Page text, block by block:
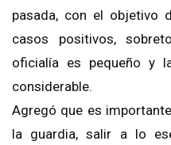
pasada, con el objetivo
casos positivos,
oficialía es pequeño y
considerable.
Agregó que es
la guardia, salir a lo